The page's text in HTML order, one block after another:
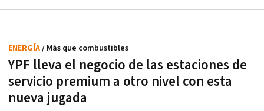
YPF lleva el negocio de las estaciones de
servicio premium a otro nivel con esta
nueva jugada
ENERGÍA/ Más que combustibles